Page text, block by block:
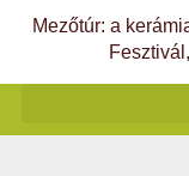
Mezőtúr: a